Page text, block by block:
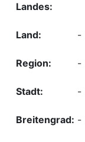
-
-
-
-